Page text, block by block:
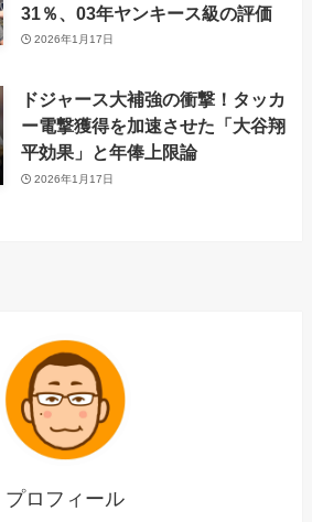
31％、03年ヤンキース級の評価
2026年1月17日
ドジャース大補強の衝撃！タッカ
ー電撃獲得を加速させた「大谷翔
平効果」と年俸上限論
2026年1月17日
プロフィール